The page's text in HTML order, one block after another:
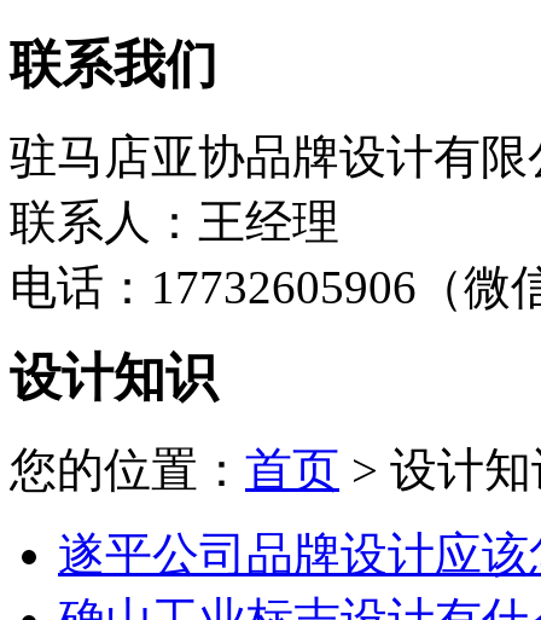
联系我们
驻马店亚协品牌设计有限
联系人：王经理
电话：17732605906（微
设计知识
您的位置： 首页 > 设计
遂平公司品牌设计应